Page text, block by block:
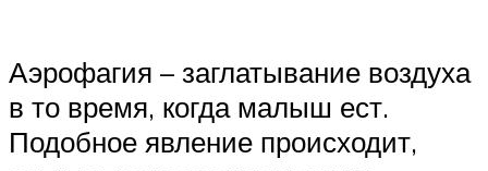
Аэрофагия – заглатывание воздуха
в то время, когда малыш ест.
Подобное явление происходит,